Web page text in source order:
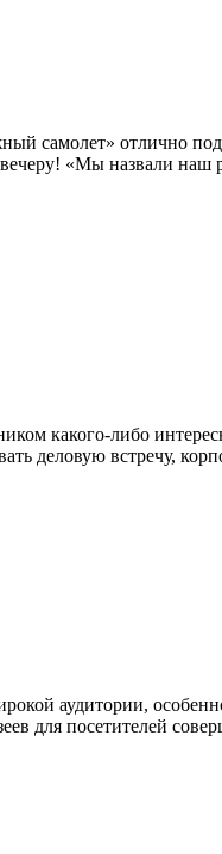
самолет» отлично
«Мы назвали наш
какого-либо
деловую встречу,
аудитории,
для посетителей